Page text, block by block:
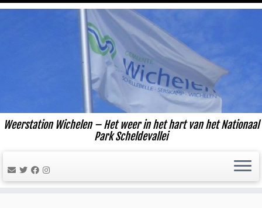
Ga
Weerstation Wichelen – Het weer in het hart van het Nationaal
Park Scheldevallei